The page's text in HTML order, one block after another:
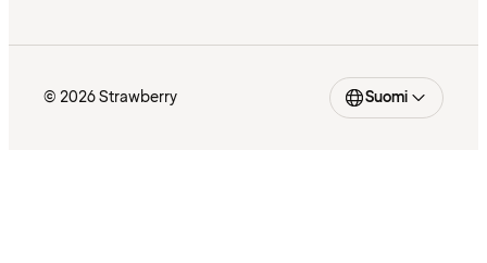
© 2026 Strawberry Suomi